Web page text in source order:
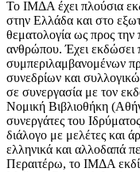
Το ΙΜΔΑ έχει πλούσια
στην Ελλάδα και στο
θεματολογία ως προς
ανθρώπου. Έχει εκδώσει
συμπεριλαμβανομένων
συνεδρίων και
σε συνεργασία με τον
Νομική Βιβλιοθήκη
συνεργάτες του
διάλογο με μελέτες και
ελληνικά και αλλοδαπά
Περαιτέρω, το ΙΜΔΑ